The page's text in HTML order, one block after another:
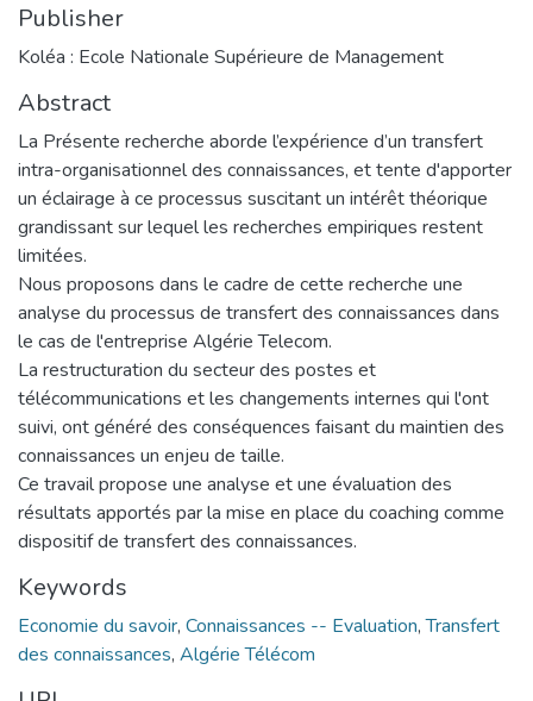
Publisher
Koléa : Ecole Nationale Supérieure de Management
Abstract
La Présente recherche aborde l’expérience d’un transfert
intra-organisationnel des connaissances, et tente d'apporter
un éclairage à ce processus suscitant un intérêt théorique
grandissant sur lequel les recherches empiriques restent
limitées.
Nous proposons dans le cadre de cette recherche une
analyse du processus de transfert des connaissances dans
le cas de l'entreprise Algérie Telecom.
La restructuration du secteur des postes et
télécommunications et les changements internes qui l'ont
suivi, ont généré des conséquences faisant du maintien des
connaissances un enjeu de taille.
Ce travail propose une analyse et une évaluation des
résultats apportés par la mise en place du coaching comme
dispositif de transfert des connaissances.
Keywords
Economie du savoir, Connaissances -- Evaluation,Transfert
des connaissances, Algérie Télécom